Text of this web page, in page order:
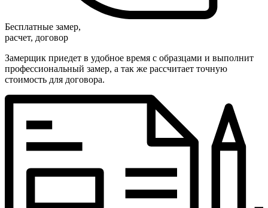
Бесплатные замер,
расчет, договор
Замерщик приедет в удобное время с образцами и выполнит
профессиональный замер, а так же рассчитает точную
стоимость для договора.